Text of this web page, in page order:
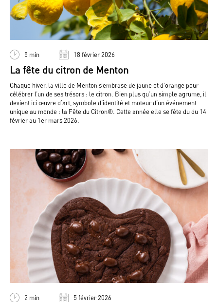
5 min 18 février 2026
La fête du citron de Menton
Chaque hiver, la ville de Menton s’embrase de jaune et d’orange pour
célébrer l’un de ses trésors : le citron. Bien plus qu’un simple agrume, il
devient ici œuvre d’art, symbole d’identité et moteur d’un événement
unique au monde : la Fête du Citron®. Cette année elle se fête du du 14
février au 1er mars 2026.
2 min 5 février 2026